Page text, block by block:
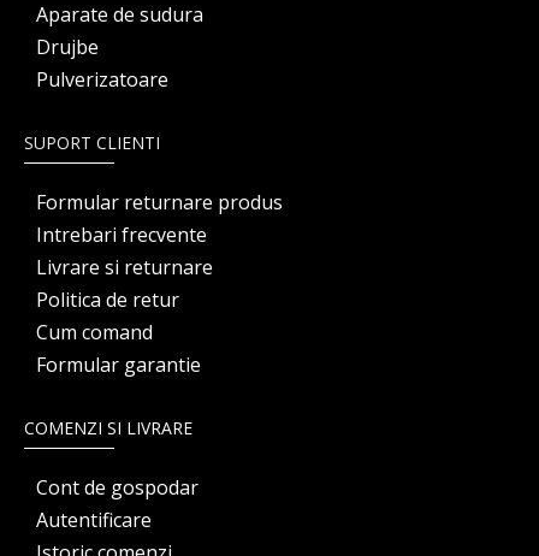
Aparate de sudura
Drujbe
Pulverizatoare
SUPORT CLIENTI
Formular returnare produs
Intrebari frecvente
Livrare si returnare
Politica de retur
Cum comand
Formular garantie
COMENZI SI LIVRARE
Cont de gospodar
Autentificare